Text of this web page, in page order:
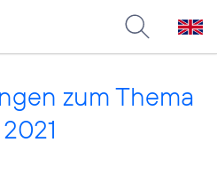
zum Thema